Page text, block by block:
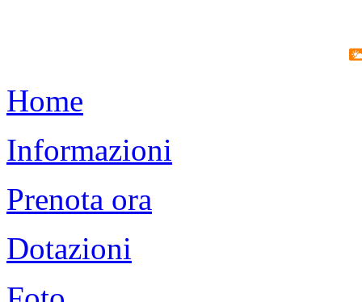
Home
Informazioni
Prenota ora
Dotazioni